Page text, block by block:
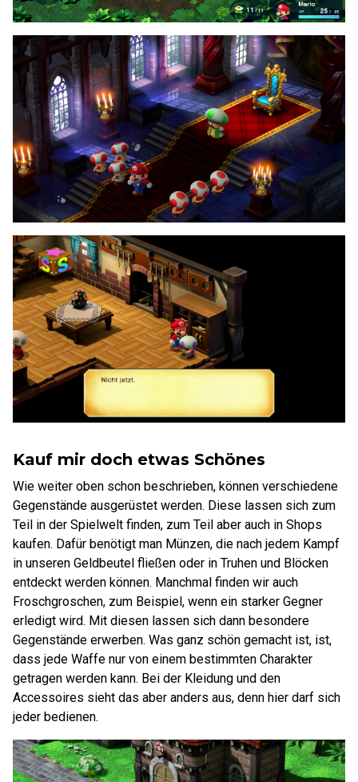
Kauf mir doch etwas Schönes
Wie weiter oben schon beschrieben, können verschiedene
Gegenstände ausgerüstet werden. Diese lassen sich zum
Teil in der Spielwelt finden, zum Teil aber auch in Shops
kaufen. Dafür benötigt man Münzen, die nach jedem Kampf
in unseren Geldbeutel fließen oder in Truhen und Blöcken
entdeckt werden können. Manchmal finden wir auch
Froschgroschen, zum Beispiel, wenn ein starker Gegner
erledigt wird. Mit diesen lassen sich dann besondere
Gegenstände erwerben. Was ganz schön gemacht ist, ist,
dass jede Waffe nur von einem bestimmten Charakter
getragen werden kann. Bei der Kleidung und den
Accessoires sieht das aber anders aus, denn hier darf sich
jeder bedienen.